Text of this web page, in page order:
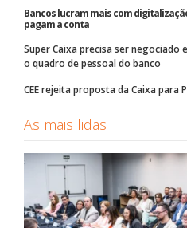
Bancos lucram mais com
pagam a conta
Super Caixa precisa ser
o quadro de pessoal do banco
CEE rejeita proposta da Caixa para
As mais lidas